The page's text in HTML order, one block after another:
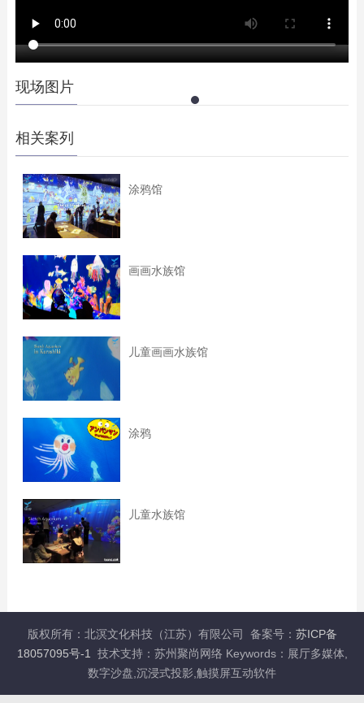
现场图片
相关案列
涂鸦馆
画画水族馆
儿童画画水族馆
涂鸦
儿童水族馆
版权所有：北溟文化科技（江苏）有限公司 备案号： 苏ICP备
18057095号-1
技术支持：苏州聚尚网络 Keywords：展厅多媒体,
数字沙盘,沉浸式投影,触摸屏互动软件